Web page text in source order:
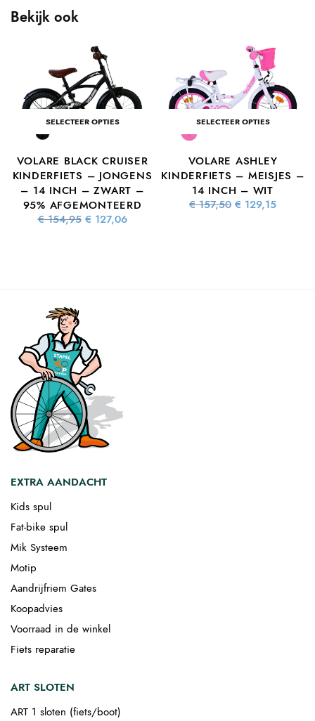
Bekijk ook
SELECTEER OPTIES
VOLARE BLACK CRUISER
KINDERFIETS – JONGENS
– 14 INCH – ZWART –
95% AFGEMONTEERD
€154,95 Oorspronkelijke
prijs was:
€ 127,06
SELECTEER OPTIES
VOLARE ASHLEY
KINDERFIETS – MEISJES –
14 INCH – WIT
€157,50 Oorspronkelijke
prijs was:
€ 129,15
EXTRA AANDACHT
Kids spul
Fat-bike spul
Mik Systeem
Motip
Aandrijfriem Gates
Koopadvies
Voorraad in de winkel
Fiets reparatie
ART SLOTEN
ART 1 sloten (fiets/boot)